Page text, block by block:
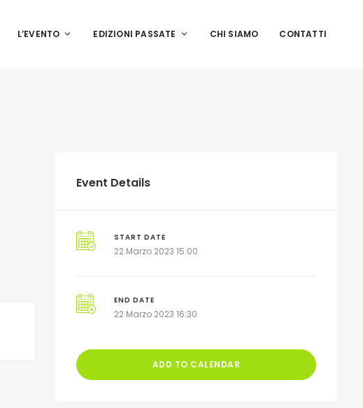
L’EVENTO EDIZIONI PASSATE CHI SIAMO CONTATTI
Event Details
START DATE
22 Marzo 2023 15:00
END DATE
22 Marzo 2023 16:30
ADD TO CALENDAR